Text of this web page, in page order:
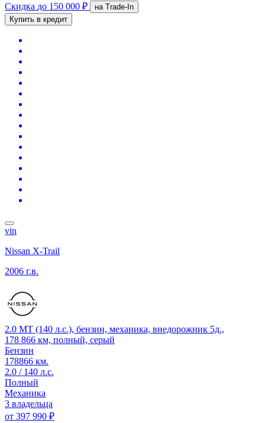
Скидка до 150 000 ₽
на Trade-In
Купить в кредит
vin
Nissan X-Trail
2006 г.в.
2.0 MT (140 л.с.), бензин, механика, внедорожник 5д.,
178 866 км, полный, серый
Бензин
178866 км.
2.0 / 140 л.с.
Полный
Механика
3 владельца
от 397 990 ₽